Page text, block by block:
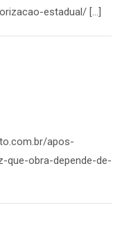
estadual/ […]
apos-
que-obra-depende-de-